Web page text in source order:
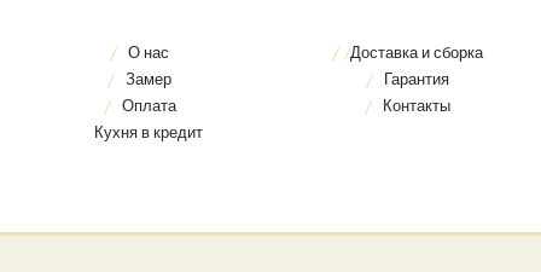
О нас
Замер
Оплата
Кухня в кредит
Доставка и сборка
Гарантия
Контакты